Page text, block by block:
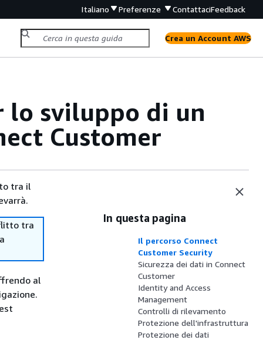
Italiano Preferenze ContattaciFeedback
Crea un Account AWS
sviluppo di un
Customer
tra il
tra
al
In questa pagina
Il percorso Connect
Customer Security
Sicurezza dei dati in Connect
Customer
Identity and Access
Management
Controlli di rilevamento
Protezione dell'infrastruttura
Protezione dei dati